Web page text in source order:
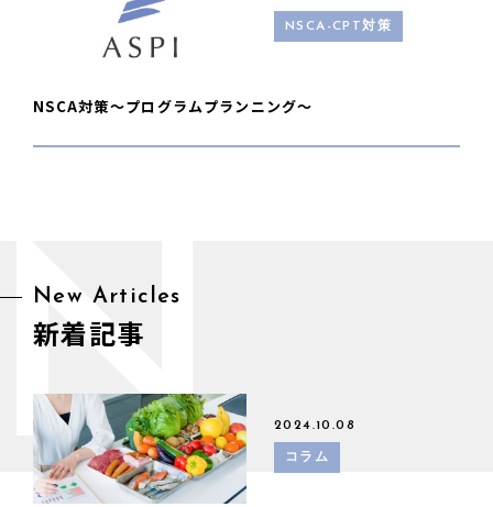
NSCA-CPT対策
NSCA対策〜プログラムプランニング〜
New Articles
新着記事
2024.10.08
コラム